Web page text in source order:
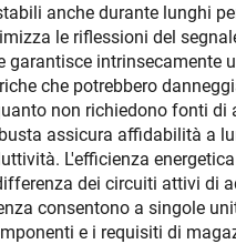
anche durante lunghi
le riflessioni del
intrinsecamente
che potrebbero
non richiedono fonti
assicura affidabilità a
L'efficienza
dei circuiti attivi di
consentono a singole
e i requisiti di